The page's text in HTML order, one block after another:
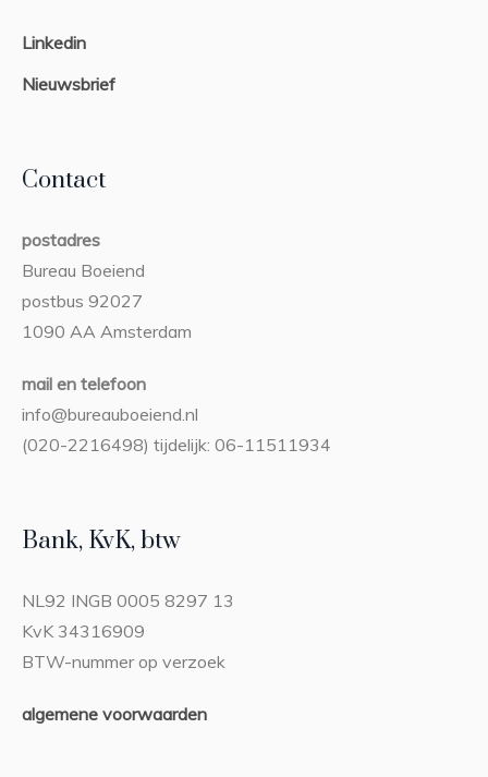
Linkedin
Nieuwsbrief
Contact
postadres
Bureau Boeiend
postbus 92027
1090 AA Amsterdam
mail en telefoon
info@bureauboeiend.nl
(020-2216498) tijdelijk: 06-11511934
Bank, KvK, btw
NL92 INGB 0005 8297 13
KvK 34316909
BTW-nummer op verzoek
algemene voorwaarden